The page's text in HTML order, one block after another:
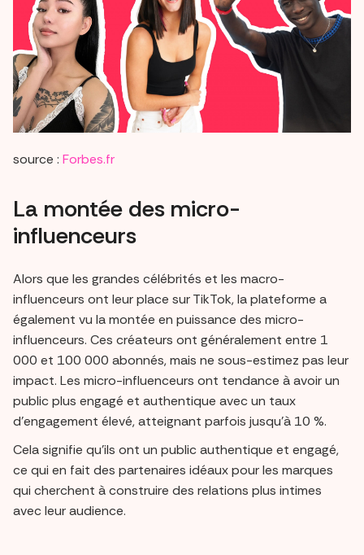
source : Forbes.fr
La montée des micro-
influenceurs
Alors que les grandes célébrités et les macro-
influenceurs ont leur place sur TikTok, la plateforme a
également vu la montée en puissance des micro-
influenceurs. Ces créateurs ont généralement entre 1
000 et 100 000 abonnés, mais ne sous-estimez pas leur
impact. Les micro-influenceurs ont tendance à avoir un
public plus engagé et authentique avec un taux
d'engagement élevé, atteignant parfois jusqu'à 10 %.
Cela signifie qu'ils ont un public authentique et engagé,
ce qui en fait des partenaires idéaux pour les marques
qui cherchent à construire des relations plus intimes
avec leur audience.